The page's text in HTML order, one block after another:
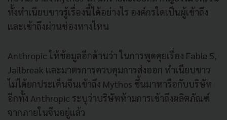
ทั้งทำเนียบขาวรู้เรื่องนี้ได้อย่างไร องค์กรใดเป็นผู้เข้าถึง
และเข้าถึงผ่านช่องทางไหน
Anthropic ให้ข้อมูลอีกด้านว่า ในการพูดคุยเรื่อง Fable 5,
Jailbreak และมาตรการควบคุมการส่งออก ทำเนียบขาว
ไม่ได้ยกประเด็นจีนเข้าถึง Mythos ขึ้นมาหารือกับบริษัท
อีกทั้ง Anthropic ระบุว่าบริษัทห้ามการเข้าถึงผลิตภัณฑ์
จากภายในจีนอยู่แล้ว